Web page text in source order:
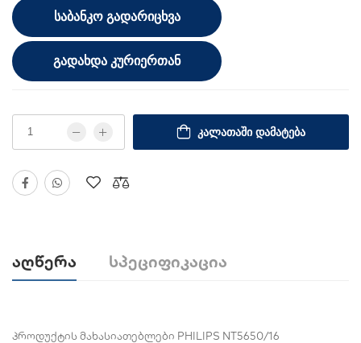
ᲡᲐᲑᲐᲜᲙᲝ ᲒᲐᲓᲐᲠᲘᲪᲮᲕᲐ
ᲒᲐᲓᲐᲮᲓᲐ ᲙᲣᲠᲘᲔᲠᲗᲐᲜ
ᲙᲐᲚᲐᲗᲐᲨᲘ ᲓᲐᲛᲐᲢᲔᲑᲐ
Აღწერა Სპეციფიკაცია
პროდუქტის მახასიათებლები PHILIPS NT5650/16